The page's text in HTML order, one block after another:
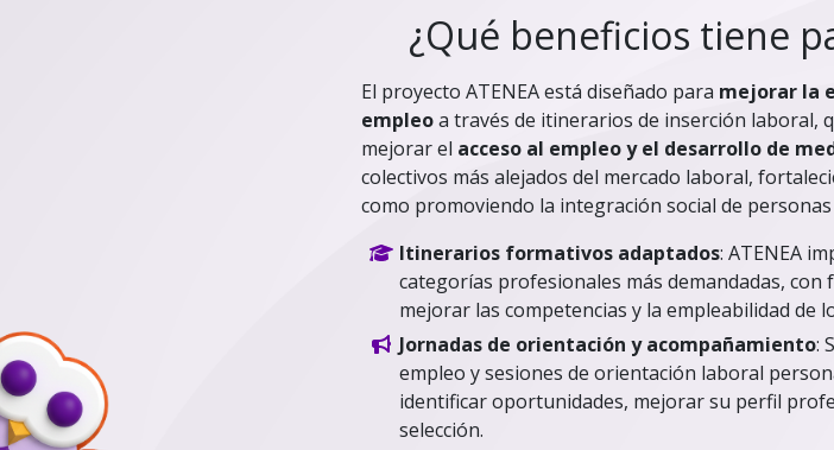
¿Qué beneficios tiene
El proyecto ATENEA está diseñado para mejorar la
empleoa través de itinerarios de inserción laboral,
mejorar el acceso al empleo y el desarrollo de
colectivos más alejados del mercado laboral,
como promoviendo la integración social de
Itinerarios formativos adaptados: ATENEA
categorías profesionales más demandadas,
mejorar las competencias y la empleabilidad de
Jornadas de orientación y acompañamiento:
empleo y sesiones de orientación laboral
identificar oportunidades, mejorar su perfil
selección.